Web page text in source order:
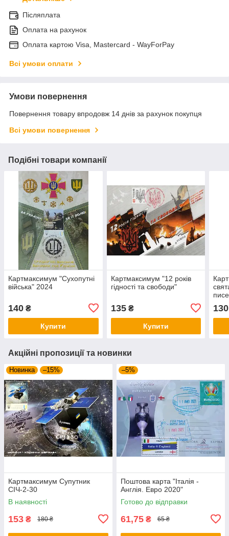
Післяплата
Оплата на рахунок
Оплата картою Visa, Mastercard - WayForPay
Всі умови оплати
Умови повернення
Повернення товару впродовж 14 днів за рахунок покупця
Всі умови повернення
Подібні товари компанії
Картмаксимум "Сухопутні
війська" 2024
140 ₴
Купити
Картмаксимум "12 років
гідності та свободи"
135₴
Купити
130
Акційні пропозиції та новинки
Новинка –15%
Картмаксимум Супутник
СІЧ-2-30
В наявності
153 ₴ 180 ₴
–5%
Поштова карта "Італія -
Англія. Евро 2020"
Готово до відправки
61,75 ₴ 65 ₴